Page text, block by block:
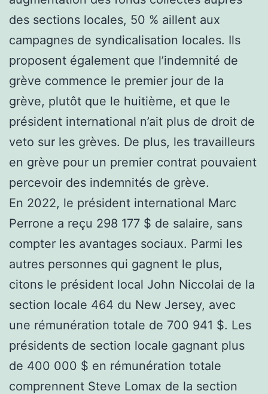
des sections locales, 50 % aillent aux
campagnes de syndicalisation locales. Ils
proposent également que l’indemnité de
grève commence le premier jour de la
grève, plutôt que le huitième, et que le
président international n’ait plus de droit de
veto sur les grèves. De plus, les travailleurs
en grève pour un premier contrat pouvaient
percevoir des indemnités de grève.
En 2022, le président international Marc
Perrone a reçu 298 177 $ de salaire, sans
compter les avantages sociaux. Parmi les
autres personnes qui gagnent le plus,
citons le président local John Niccolai de la
section locale 464 du New Jersey, avec
une rémunération totale de 700 941 $. Les
présidents de section locale gagnant plus
de 400 000 $ en rémunération totale
comprennent Steve Lomax de la section